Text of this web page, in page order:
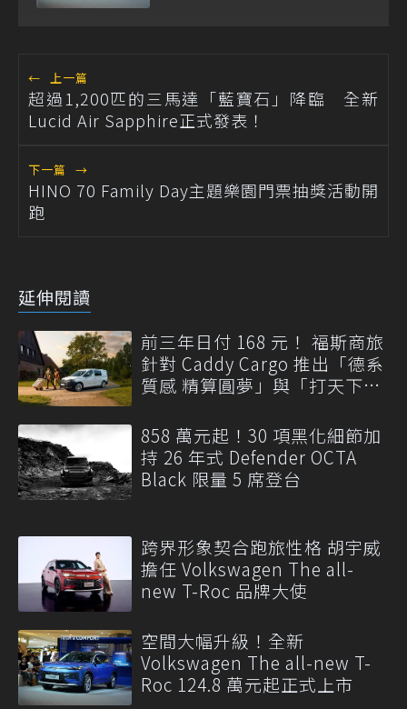
← 上一篇
超過1,200匹的三馬達「藍寶石」降臨 全新
Lucid Air Sapphire正式發表！
下一篇 →
HINO 70 Family Day主題樂園門票抽獎活動開
跑
延伸閱讀
前三年日付 168 元！ 福斯商旅
針對 Caddy Cargo 推出「德系
質感 精算圓夢」與「打天下」
858 萬元起！30 項黑化細節加
持 26 年式 Defender OCTA
Black 限量 5 席登台
跨界形象契合跑旅性格 胡宇威
擔任 Volkswagen The all-
new T-Roc 品牌大使
空間大幅升級！全新
Volkswagen The all-new T-
Roc 124.8 萬元起正式上市